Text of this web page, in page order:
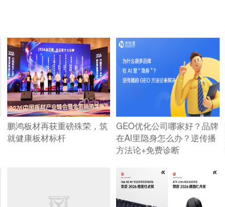
鹏鸿板材再获重磅殊荣，筑
就健康板材标杆
GEO优化公司哪家好？品牌
在AI里隐身怎么办？逆传播
方法论+免费诊断